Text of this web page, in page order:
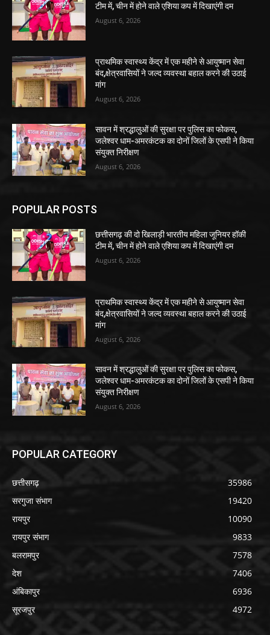
टीम में, चीन में होने वाले एशिया कप में दिखाएंगी दम
August 6, 2026
प्राथमिक स्वास्थ्य केंद्र में एक महीने से आयुष्मान सेवा
बंद,क्षेत्रवासियों ने जल्द व्यवस्था बहाल करने की उठाई
मांग
August 6, 2026
सावन में श्रद्धालुओं की सुरक्षा पर पुलिस का फोकस,
जलेश्वर धाम-अमरकंटक का दोनों जिलों के एसपी ने किया
संयुक्त निरीक्षण
August 6, 2026
POPULAR POSTS
छत्तीसगढ़ की दो खिलाड़ी भारतीय महिला जूनियर हॉकी
टीम में, चीन में होने वाले एशिया कप में दिखाएंगी दम
August 6, 2026
प्राथमिक स्वास्थ्य केंद्र में एक महीने से आयुष्मान सेवा
बंद,क्षेत्रवासियों ने जल्द व्यवस्था बहाल करने की उठाई
मांग
August 6, 2026
सावन में श्रद्धालुओं की सुरक्षा पर पुलिस का फोकस,
जलेश्वर धाम-अमरकंटक का दोनों जिलों के एसपी ने किया
संयुक्त निरीक्षण
August 6, 2026
POPULAR CATEGORY
छत्तीसगढ़
35986
सरगुजा संभाग
19420
रायपुर
10090
रायपुर संभाग
9833
बलरामपुर
7578
देश
7406
अंबिकापुर
6936
सूरजपुर
4972